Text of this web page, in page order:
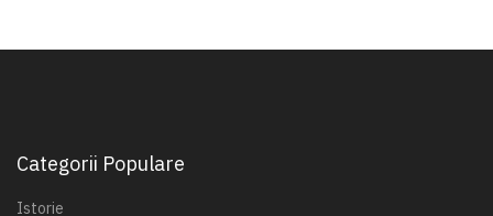
Categorii Populare
Istorie